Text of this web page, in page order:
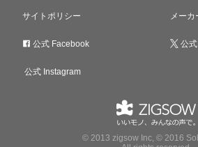
サイトポリシー メーカ
公式 Facebook 公
公式 Instagram
© 2013 zigsow Inc, © 2016